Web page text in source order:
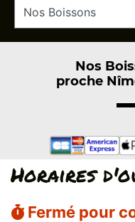
Nos
proche
Horaires
Fermé pour